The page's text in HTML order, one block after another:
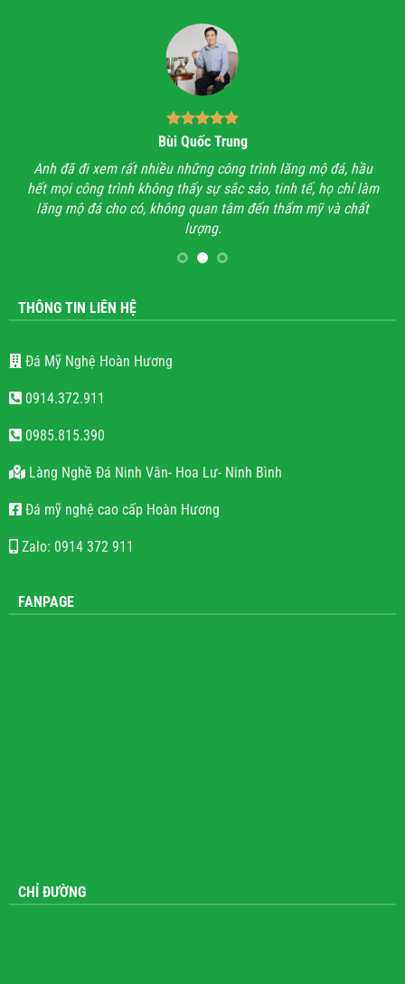
Bùi Quốc Trung
Anh đã đi xem rất nhiều những công trình lăng mộ đá, hầu
hết mọi công trình không thấy sự sắc sảo, tinh tế, họ chỉ làm
lăng mộ đá cho có, không quan tâm đến thẩm mỹ và chất
lượng.
THÔNG TIN LIÊN HỆ
Đá Mỹ Nghệ Hoàn Hương
0914.372.911
0985.815.390
Làng Nghề Đá Ninh Vân- Hoa Lư- Ninh Bình
Đá mỹ nghệ cao cấp Hoàn Hương
Zalo: 0914 372 911
FANPAGE
CHỈ ĐƯỜNG